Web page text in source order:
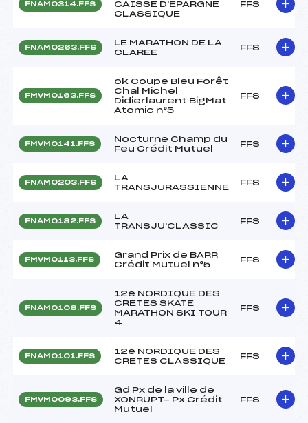
FNAM0314.FFS
CAISSE D'EPARGNE
CLASSIQUE
FFS
FNAM0263.FFS
LE MARATHON DE LA
CLAREE
FFS
FMVM0163.FFS
ok Coupe Bleu Forêt
Chal Michel
Didierlaurent BigMat
Atomic n°5
FFS
FMVM0141.FFS
Nocturne Champ du
Feu Crédit Mutuel
FFS
FNAM0203.FFS
LA
TRANSJURASSIENNE
FFS
FNAM0182.FFS
LA
TRANSJU'CLASSIC
FFS
FMVM0113.FFS
Grand Prix de BARR
Crédit Mutuel n°5
FFS
FNAM0108.FFS
12e NORDIQUE DES
CRETES SKATE
MARATHON SKI TOUR
4
FFS
FNAM0101.FFS
12e NORDIQUE DES
CRETES CLASSIQUE
FFS
FMVM0093.FFS
Gd Px de la ville de
XONRUPT- Px Crédit
Mutuel
FFS